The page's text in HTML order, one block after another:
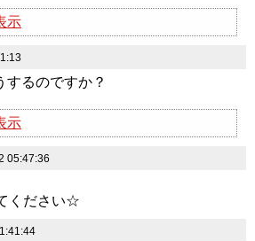
示
するのですか？
示
05:47:36
ください☆